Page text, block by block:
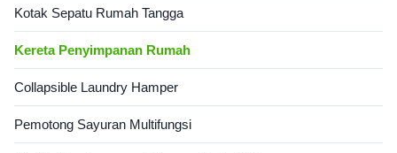
Kotak Sepatu Rumah Tangga
Kereta Penyimpanan Rumah
Collapsible Laundry Hamper
Pemotong Sayuran Multifungsi